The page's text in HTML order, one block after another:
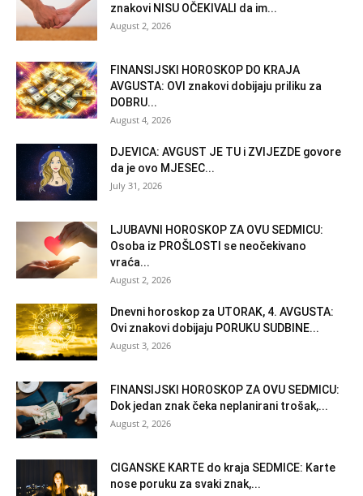
znakovi NISU OČEKIVALI da im...
August 2, 2026
FINANSIJSKI HOROSKOP DO KRAJA
AVGUSTA: OVI znakovi dobijaju priliku za
DOBRU...
August 4, 2026
DJEVICA: AVGUST JE TU i ZVIJEZDE govore
da je ovo MJESEC...
July 31, 2026
LJUBAVNI HOROSKOP ZA OVU SEDMICU:
Osoba iz PROŠLOSTI se neočekivano
vraća...
August 2, 2026
Dnevni horoskop za UTORAK, 4. AVGUSTA:
Ovi znakovi dobijaju PORUKU SUDBINE...
August 3, 2026
FINANSIJSKI HOROSKOP ZA OVU SEDMICU:
Dok jedan znak čeka neplanirani trošak,...
August 2, 2026
CIGANSKE KARTE do kraja SEDMICE: Karte
nose poruku za svaki znak,...